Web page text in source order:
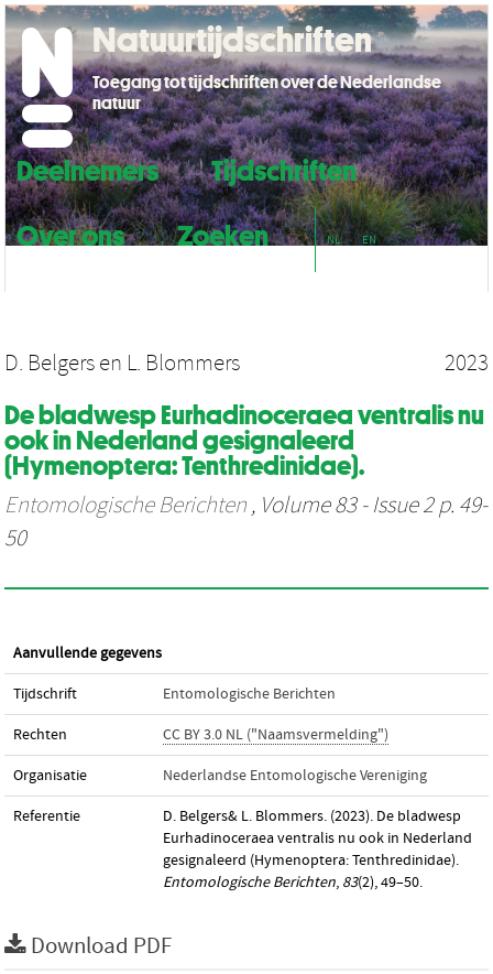
Deelnemers
Tijdschriften
Over ons
Zoeken NL EN
Natuurtijdschriften
Toegang tot tijdschriften over de Nederlandse
natuur
D. Belgers en L. Blommers 2023
De bladwesp Eurhadinoceraea ventralis nu
ook in Nederland gesignaleerd
(Hymenoptera: Tenthredinidae).
Entomologische Berichten , Volume 83 - Issue 2 p. 49-
50
Aanvullende gegevens
Tijdschrift Entomologische Berichten
Rechten CC BY 3.0 NL ("Naamsvermelding")
Organisatie Nederlandse Entomologische Vereniging
Referentie
D. Belgers& L. Blommers. (2023). De bladwesp
Eurhadinoceraea ventralis nu ook in Nederland
gesignaleerd (Hymenoptera: Tenthredinidae).
Entomologische Berichten, 83(2), 49–50.
Download PDF